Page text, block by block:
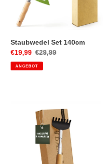
Staubwedel Set 140cm
Sonderpreis
€19,99 Normaler
Preis
€29,99
ANGEBOT
Rückenkratzer